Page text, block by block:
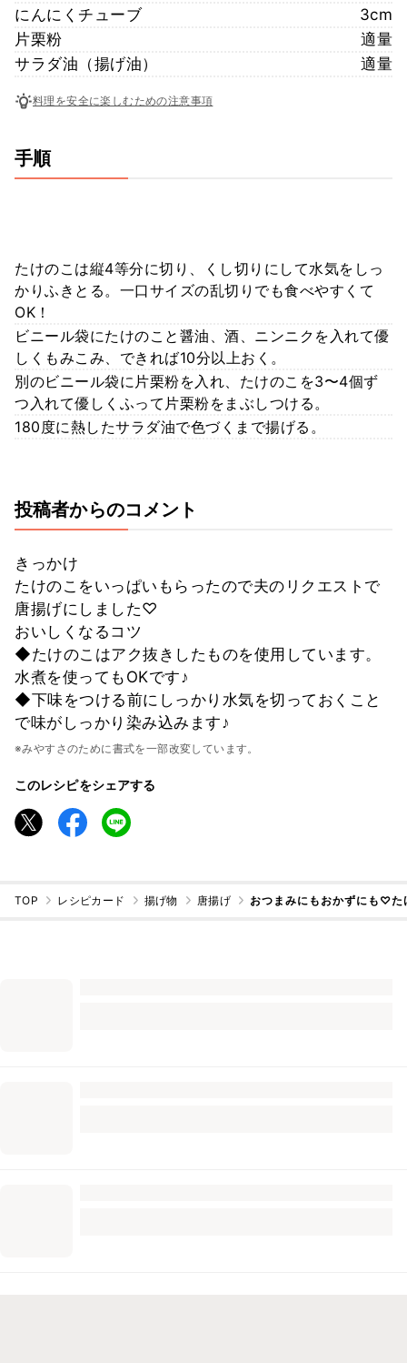
にんにくチューブ
3cm
片栗粉
適量
サラダ油（揚げ油）
適量
料理を安全に楽しむための注意事項
手順
たけのこは縦4等分に切り、くし切りにして水気をしっ
かりふきとる。一口サイズの乱切りでも食べやすくて
OK！
ビニール袋にたけのこと醤油、酒、ニンニクを入れて優
しくもみこみ、できれば10分以上おく。
別のビニール袋に片栗粉を入れ、たけのこを3〜4個ず
つ入れて優しくふって片栗粉をまぶしつける。
180度に熱したサラダ油で色づくまで揚げる。
投稿者からのコメント
きっかけ
たけのこをいっぱいもらったので夫のリクエストで
唐揚げにしました♡
おいしくなるコツ
◆たけのこはアク抜きしたものを使用しています。
水煮を使ってもOKです♪
◆下味をつける前にしっかり水気を切っておくこと
で味がしっかり染み込みます♪
※みやすさのために書式を一部改変しています。
このレシピをシェアする
TOP レシピカード 揚げ物 唐揚げ おつまみにもおかずにも♡た